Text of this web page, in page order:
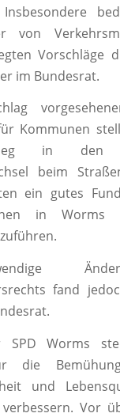
Insbesondere
von
Vorschläge
im Bundesrat.
Kommunen
in den
beim
ein gutes
in Worms
fand
SPD Worms
die
und
Vor